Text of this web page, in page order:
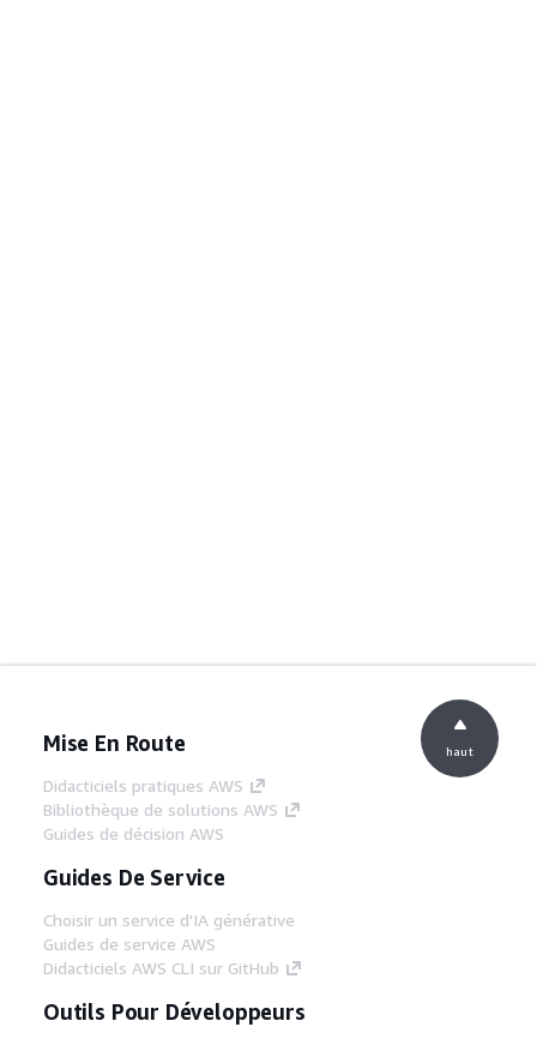
Mise En Route
Didacticiels pratiques AWS
Bibliothèque de solutions AWS
Guides de décision AWS
Guides De Service
Choisir un service d'IA générative
Guides de service AWS
Didacticiels AWS CLI sur GitHub
Outils Pour Développeurs
haut